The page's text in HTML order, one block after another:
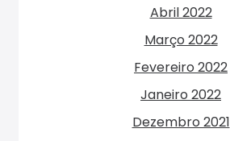
Abril 2022
Março 2022
Fevereiro 2022
Janeiro 2022
Dezembro 2021